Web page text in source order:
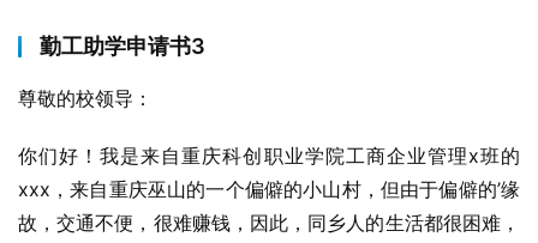
勤工助学申请书3
尊敬的校领导：
你们好！我是来自重庆科创职业学院工商企业管理x班的
xxx，来自重庆巫山的一个偏僻的小山村，但由于偏僻的’缘
故，交通不便，很难赚钱，因此，同乡人的生活都很困难，